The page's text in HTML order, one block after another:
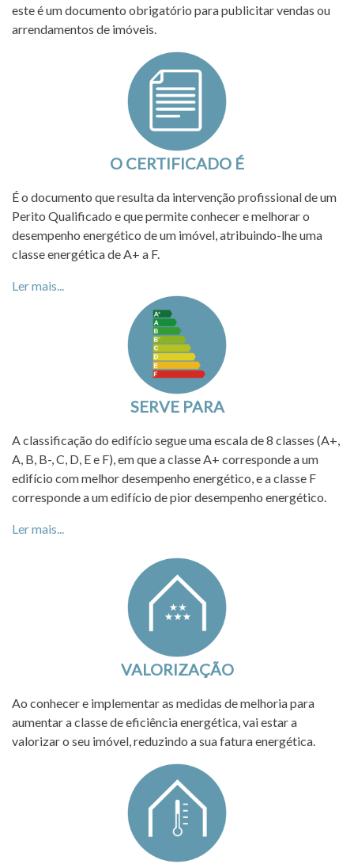
este é um documento obrigatório para publicitar vendas ou
arrendamentos de imóveis.
O CERTIFICADO É
É o documento que resulta da intervenção profissional de um
Perito Qualificado e que permite conhecer e melhorar o
desempenho energético de um imóvel, atribuindo-lhe uma
classe energética de A+ a F.
Ler mais...
SERVE PARA
A classificação do edifício segue uma escala de 8 classes (A+,
A, B, B-, C, D, E e F), em que a classe A+ corresponde a um
edifício com melhor desempenho energético, e a classe F
corresponde a um edifício de pior desempenho energético.
Ler mais...
VALORIZAÇÃO
Ao conhecer e implementar as medidas de melhoria para
aumentar a classe de eficiência energética, vai estar a
valorizar o seu imóvel, reduzindo a sua fatura energética.